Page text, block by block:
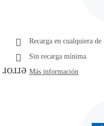
Recarga en cualquiera
Sin recarga mínima.
error Más información